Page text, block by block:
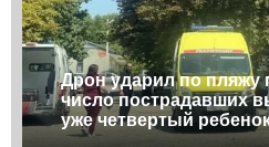
Дрон ударил по пляжу
число пострадавших
уже четвертый